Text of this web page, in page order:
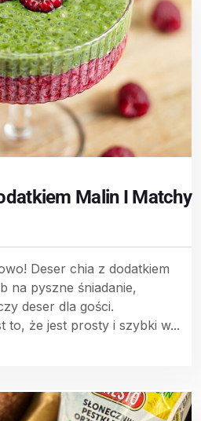
Malin I Matchy
Deser chia z dodatkiem
na pyszne śniadanie,
deser dla gości.
to, że jest prosty i szybki w...